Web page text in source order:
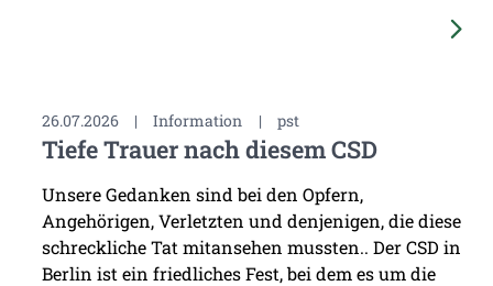
26.07.2026 | Information | pst
Tiefe Trauer nach diesem CSD
Unsere Gedanken sind bei den Opfern,
Angehörigen, Verletzten und denjenigen, die diese
schreckliche Tat mitansehen mussten.. Der CSD in
Berlin ist ein friedliches Fest, bei dem es um die